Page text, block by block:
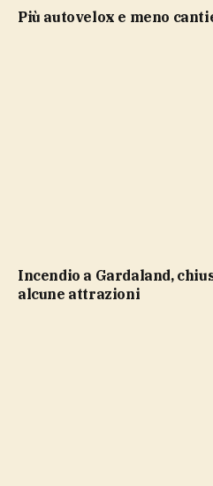
più autovelox e meno
Incendio a Gardaland, chiuse temporaneamente
alcune attrazioni